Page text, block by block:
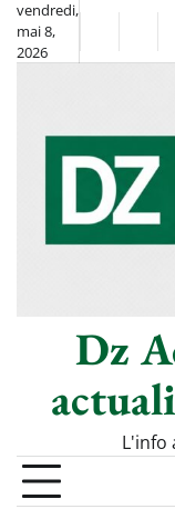
Skip
content
vendredi,
mai 8,
2026
Flash
Dz
L'info